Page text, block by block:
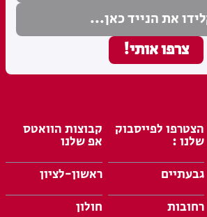
הצטרפו לפייסבוק
שלנו :
קבוצות הוואטס
אפ שלנו
גבעתיים
ראשון-לציון
רחובות
חולון